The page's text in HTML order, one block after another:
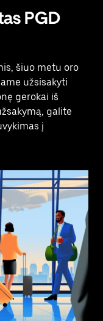
PGD
šiuo metu oro
užsisakyti
gerokai iš
galite
į